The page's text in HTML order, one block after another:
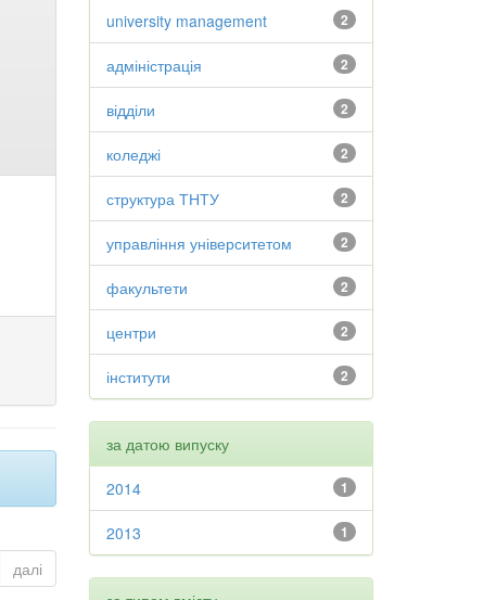
далі
2
university management
2
адміністрація
2
відділи
2
коледжі
2
структура ТНТУ
2
управління університетом
2
факультети
2
центри
2
інститути
за датою випуску
1
2014
1
2013